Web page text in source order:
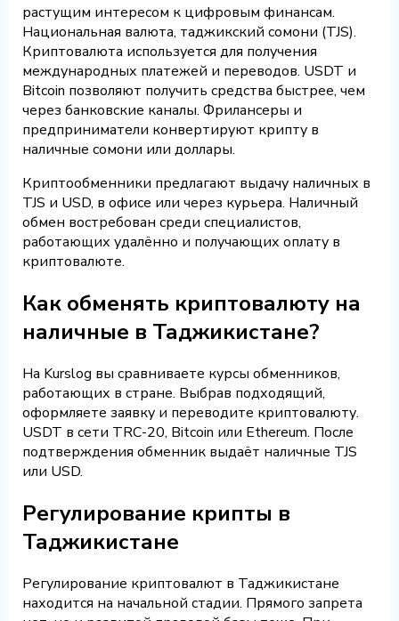
растущим интересом к цифровым финансам.
Национальная валюта, таджикский сомони (TJS).
Криптовалюта используется для получения
международных платежей и переводов. USDT и
Bitcoin позволяют получить средства быстрее, чем
через банковские каналы. Фрилансеры и
предприниматели конвертируют крипту в
наличные сомони или доллары.
Криптообменники предлагают выдачу наличных в
TJS и USD, в офисе или через курьера. Наличный
обмен востребован среди специалистов,
работающих удалённо и получающих оплату в
криптовалюте.
Как обменять криптовалюту на
наличные в Таджикистане?
На Kurslog вы сравниваете курсы обменников,
работающих в стране. Выбрав подходящий,
оформляете заявку и переводите криптовалюту.
USDT в сети TRC-20, Bitcoin или Ethereum. После
подтверждения обменник выдаёт наличные TJS
или USD.
Регулирование крипты в
Таджикистане
Регулирование криптовалют в Таджикистане
находится на начальной стадии. Прямого запрета